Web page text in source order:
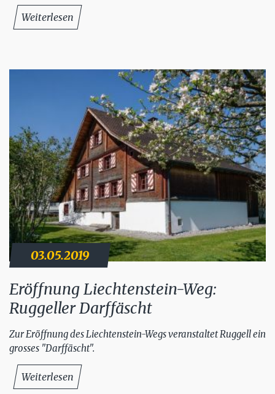
Weiterlesen
03.05.2019
Eröffnung Liechtenstein-Weg:
Ruggeller Darffäscht
Zur Eröffnung des Liechtenstein-Wegs veranstaltet Ruggell ein
grosses "Darffäscht".
Weiterlesen